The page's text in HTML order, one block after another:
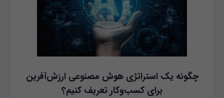
چگونه یک استراتژی هوش مصنوعی ارزش‌آفرین
برای کسب‌وکار تعریف کنیم؟